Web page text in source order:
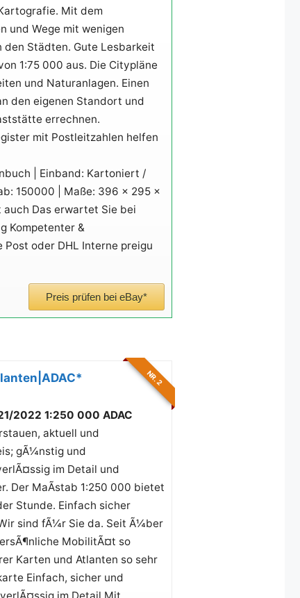
Mit dem
und Wege mit wenigen
den Städten. Gute Lesbarkeit
1:75 000 aus. Die Citypläne
und Naturanlagen. Einen
den eigenen Standort und
errechnen.
mit Postleitzahlen helfen
| Einband: Kartoniert /
150000 | Maße: 396 x 295 x
Das erwartet Sie bei
Kompetenter &
oder DHL Interne preigu
Preis prüfen bei eBay*
NR. 2
2022 1:250 000 ADAC
aktuell und
gÃ¼nstig und
im Detail und
Der MaÃstab 1:250 000 bietet
Stunde. Einfach sicher
sind fÃ¼r Sie da. Seit Ã¼ber
MobilitÃ¤t so
Karten und Atlanten so sehr
Einfach, sicher und
im Detail Mit